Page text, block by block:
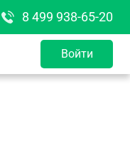
8 499 938-65-20
Войти